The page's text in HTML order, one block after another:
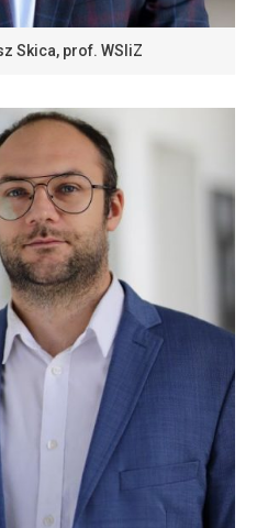
Skica, prof. WSIiZ